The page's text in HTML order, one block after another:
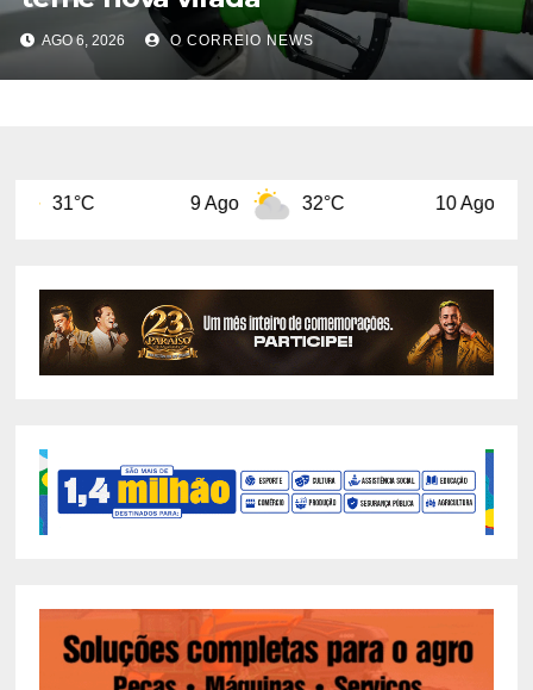
AGO 6, 2026 O CORREIO NEWS
9 Ago 32°C 10 Ago 32°C